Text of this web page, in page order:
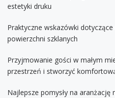
estetyki druku
Praktyczne wskazówki
powierzchni szklanych
Przyjmowanie gości w małym
przestrzeń i stworzyć
Najlepsze pomysły na aranżację